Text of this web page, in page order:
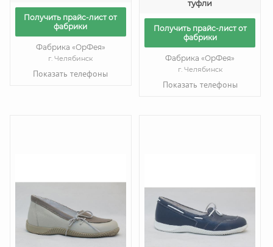
Получить прайс-лист от
фабрики
Фабрика «ОрФея»
г. Челябинск
Показать телефоны
туфли
Получить прайс-лист от
фабрики
Фабрика «ОрФея»
г. Челябинск
Показать телефоны